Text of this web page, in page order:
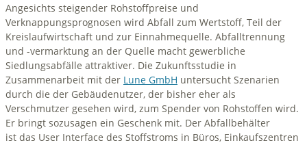
Angesichts steigender Rohstoffpreise und
Verknappungsprognosen wird Abfall zum Wertstoff, Teil der
Kreislaufwirtschaft und zur Einnahmequelle. Abfalltrennung
und -vermarktung an der Quelle macht gewerbliche
Siedlungsabfälle attraktiver. Die Zukunftsstudie in
Zusammenarbeit mit der Lune GmbH untersucht Szenarien
durch die der Gebäudenutzer, der bisher eher als
Verschmutzer gesehen wird, zum Spender von Rohstoffen wird.
Er bringt sozusagen ein Geschenk mit. Der Abfallbehälter
ist das User Interface des Stoffstroms in Büros, Einkaufszentren